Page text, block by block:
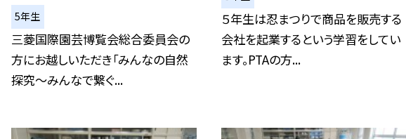
5年生
三菱国際園芸博覧会総合委員会の
方にお越しいただき「みんなの自然
探究～みんなで繋ぐ...
５年生は忍まつりで商品を販売する
会社を起業するという学習をしてい
ます。PTAの方...